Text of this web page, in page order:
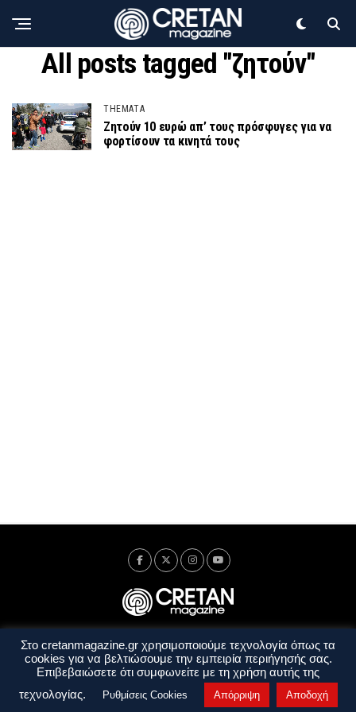
All posts tagged "ζητούν"
THEMATA
Ζητούν 10 ευρώ απ’ τους πρόσφυγες για να
φορτίσουν τα κινητά τους
Ταυτότητα Πολιτική Απορρήτου
Όροι Χρήσης
Όροι και Προϋποθέσεις
Στο cretanmagazine.gr χρησιμοποιούμε τεχνολογία όπως τα
cookies για να βελτιώσουμε την εμπειρία περιήγησής σας.
Επιβεβαιώσετε ότι συμφωνείτε με τη χρήση αυτής της
τεχνολογίας.
Ρυθμίσεις Cookies Απόρριψη Αποδοχή